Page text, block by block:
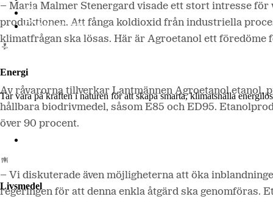
Begagnatbörsen
Butik på nätet
Energi
Tar vara på kraften i naturen för att skapa smarta, klimatsnälla
Livsmedel
– Maria Malmer Stenergard visade ett stort intresse
produktionen. Att fånga koldioxid från industriella
klimatfrågan ska lösas. Här är Agroetanol ett
Av råvarorna tillverkar Lantmännen Agroetanol
hållbara biodrivmedel, såsom E85 och ED95.
över 90 procent.
– Vi diskuterade även möjligheterna att öka
regeringen för att denna enkla åtgärd ska genomföras.